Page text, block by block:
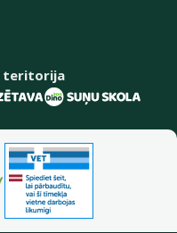
teritorija